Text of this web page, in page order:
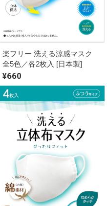
楽フリー 洗える涼感マスク
全5色／各2枚入 [日本製]
¥660